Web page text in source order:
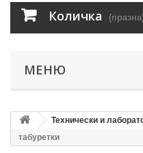
Количка
МЕНЮ
Технически и
табуретки